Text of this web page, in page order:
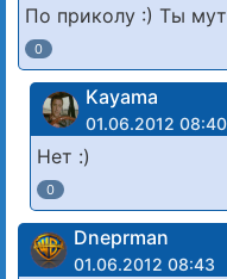
По приколу :) Ты
0
Kayama
01.06.2012 08:40
Нет :)
0
Dneprman
01.06.2012 08:43